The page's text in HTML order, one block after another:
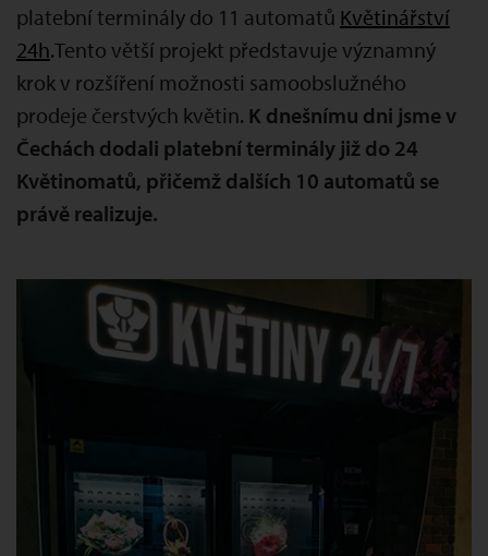
platební terminály do 11 automatů Květinářství
24h.Tento větší projekt představuje významný
krok v rozšíření možnosti samoobslužného
prodeje čerstvých květin. K dnešnímu dni jsme v
Čechách dodali platební terminály již do 24
Květinomatů, přičemž dalších 10 automatů se
právě realizuje.